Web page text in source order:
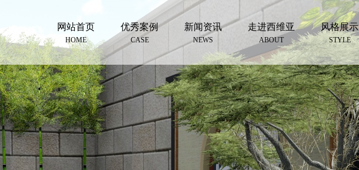
网站首页
HOME
优秀案例
CASE
新闻资讯
NEWS
走进西维亚
ABOUT
风格展示
STYLE